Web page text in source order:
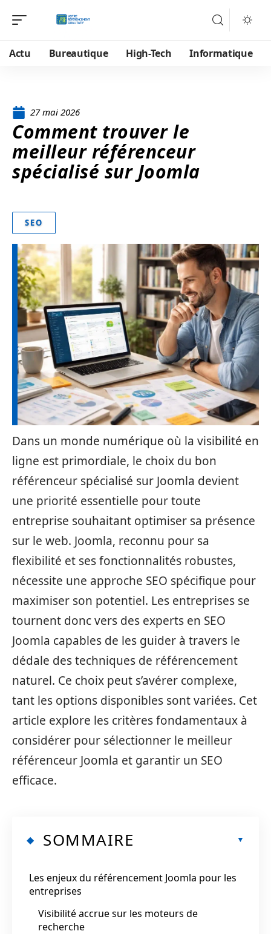
Actu Bureautique High-Tech Informatique
27 mai 2026
Comment trouver le
meilleur référenceur
spécialisé sur Joomla
SEO
Dans un monde numérique où la visibilité en
ligne est primordiale, le choix du bon
référenceur spécialisé sur Joomla devient
une priorité essentielle pour toute
entreprise souhaitant optimiser sa présence
sur le web. Joomla, reconnu pour sa
flexibilité et ses fonctionnalités robustes,
nécessite une approche SEO spécifique pour
maximiser son potentiel. Les entreprises se
tournent donc vers des experts en SEO
Joomla capables de les guider à travers le
dédale des techniques de référencement
naturel. Ce choix peut s’avérer complexe,
tant les options disponibles sont variées. Cet
article explore les critères fondamentaux à
considérer pour sélectionner le meilleur
référenceur Joomla et garantir un SEO
efficace.
SOMMAIRE
Les enjeux du référencement Joomla pour les
entreprises
Visibilité accrue sur les moteurs de
recherche